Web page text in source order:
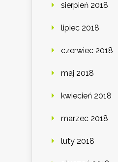
sierpień 2018
lipiec 2018
czerwiec 2018
maj 2018
kwiecień 2018
marzec 2018
luty 2018